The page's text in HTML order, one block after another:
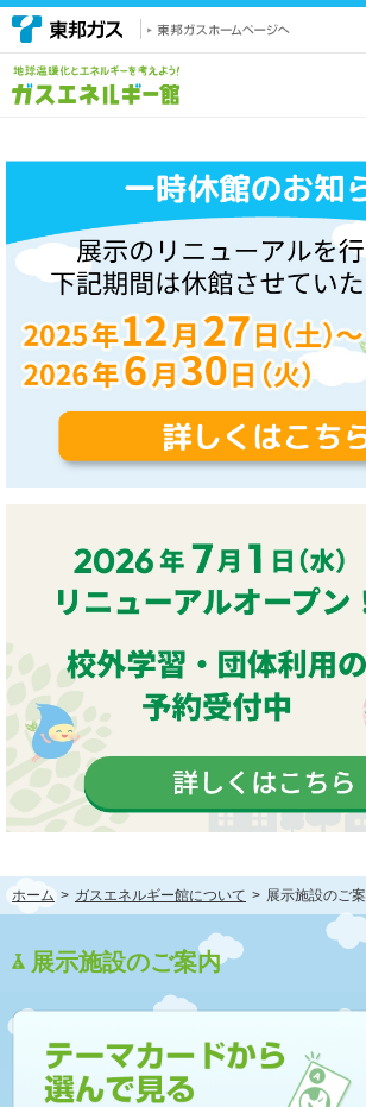
ホーム > ガスエネルギー館について > 展示施設のご
展示施設のご案内